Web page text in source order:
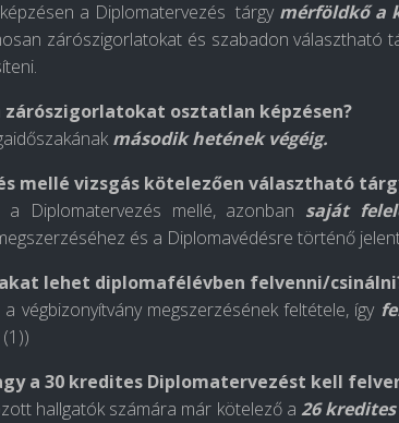
a Diplomatervezés tárgy mérföldkő a
zárószigorlatokat és szabadon választható
osztatlan képzésen?
második hetének végéig.
mellé vizsgás kötelezően választható
Diplomatervezés mellé, azonban saját
és a Diplomavédésre történő
lehet diplomafélévben felvenni/
végbizonyítvány megszerzésének feltétele, így
a 30 kredites Diplomatervezést kell
hallgatók számára már kötelező a 26 kredites